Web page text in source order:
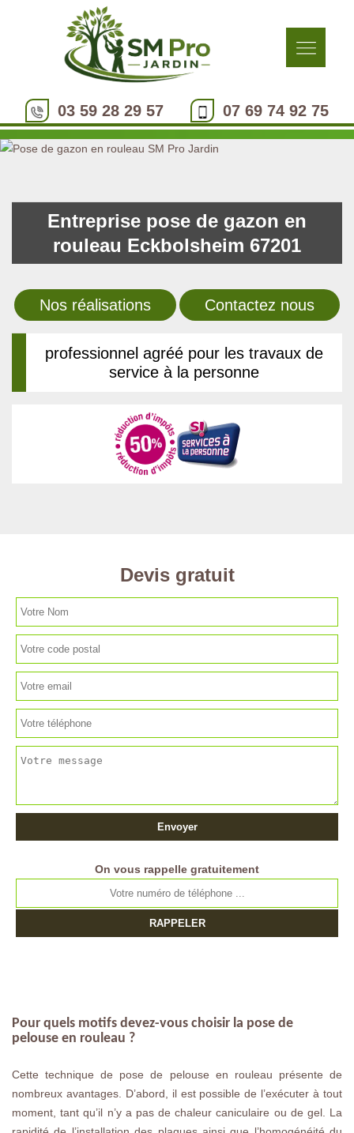
03 59 28 29 57 07 69 74 92 75
Entreprise pose de gazon en
rouleau Eckbolsheim 67201
Nos réalisations Contactez nous
professionnel agréé pour les travaux de
service à la personne
Devis gratuit
On vous rappelle gratuitement
Pour quels motifs devez-vous choisir la pose de
pelouse en rouleau ?
Cette technique de pose de pelouse en rouleau présente de
nombreux avantages. D’abord, il est possible de l’exécuter à tout
moment, tant qu’il n’y a pas de chaleur caniculaire ou de gel. La